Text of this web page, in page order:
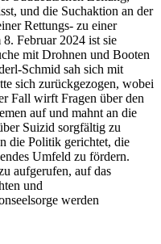
und die Suchaktion an der
Rettungs- zu einer
Februar 2024 ist sie
mit Drohnen und Booten
Schmid sah sich mit
sich zurückgezogen, wobei
Fall wirft Fragen über den
auf und mahnt an die
Suizid sorgfältig zu
die Politik gerichtet, die
Umfeld zu fördern.
aufgerufen, auf das
und
werden